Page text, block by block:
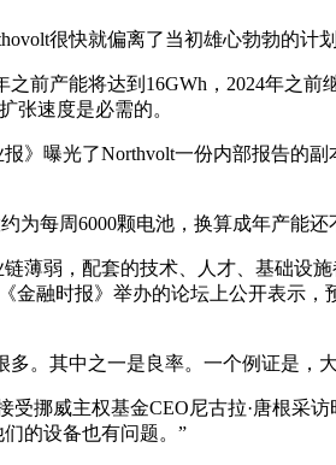
很快就偏离了当初雄心勃勃的计划
之前产能将达到16GWh，2024年之
张速度是必需的。
》曝光了Northvolt一份内部报告的
为每周6000颗电池，换算成年产能
薄弱，配套的技术、人才、基础设
金融时报》举办的论坛上公开表示
多。其中之一是良率。一个例证是，
受挪威主权基金CEO尼古拉·唐根采
的设备也有问题。”